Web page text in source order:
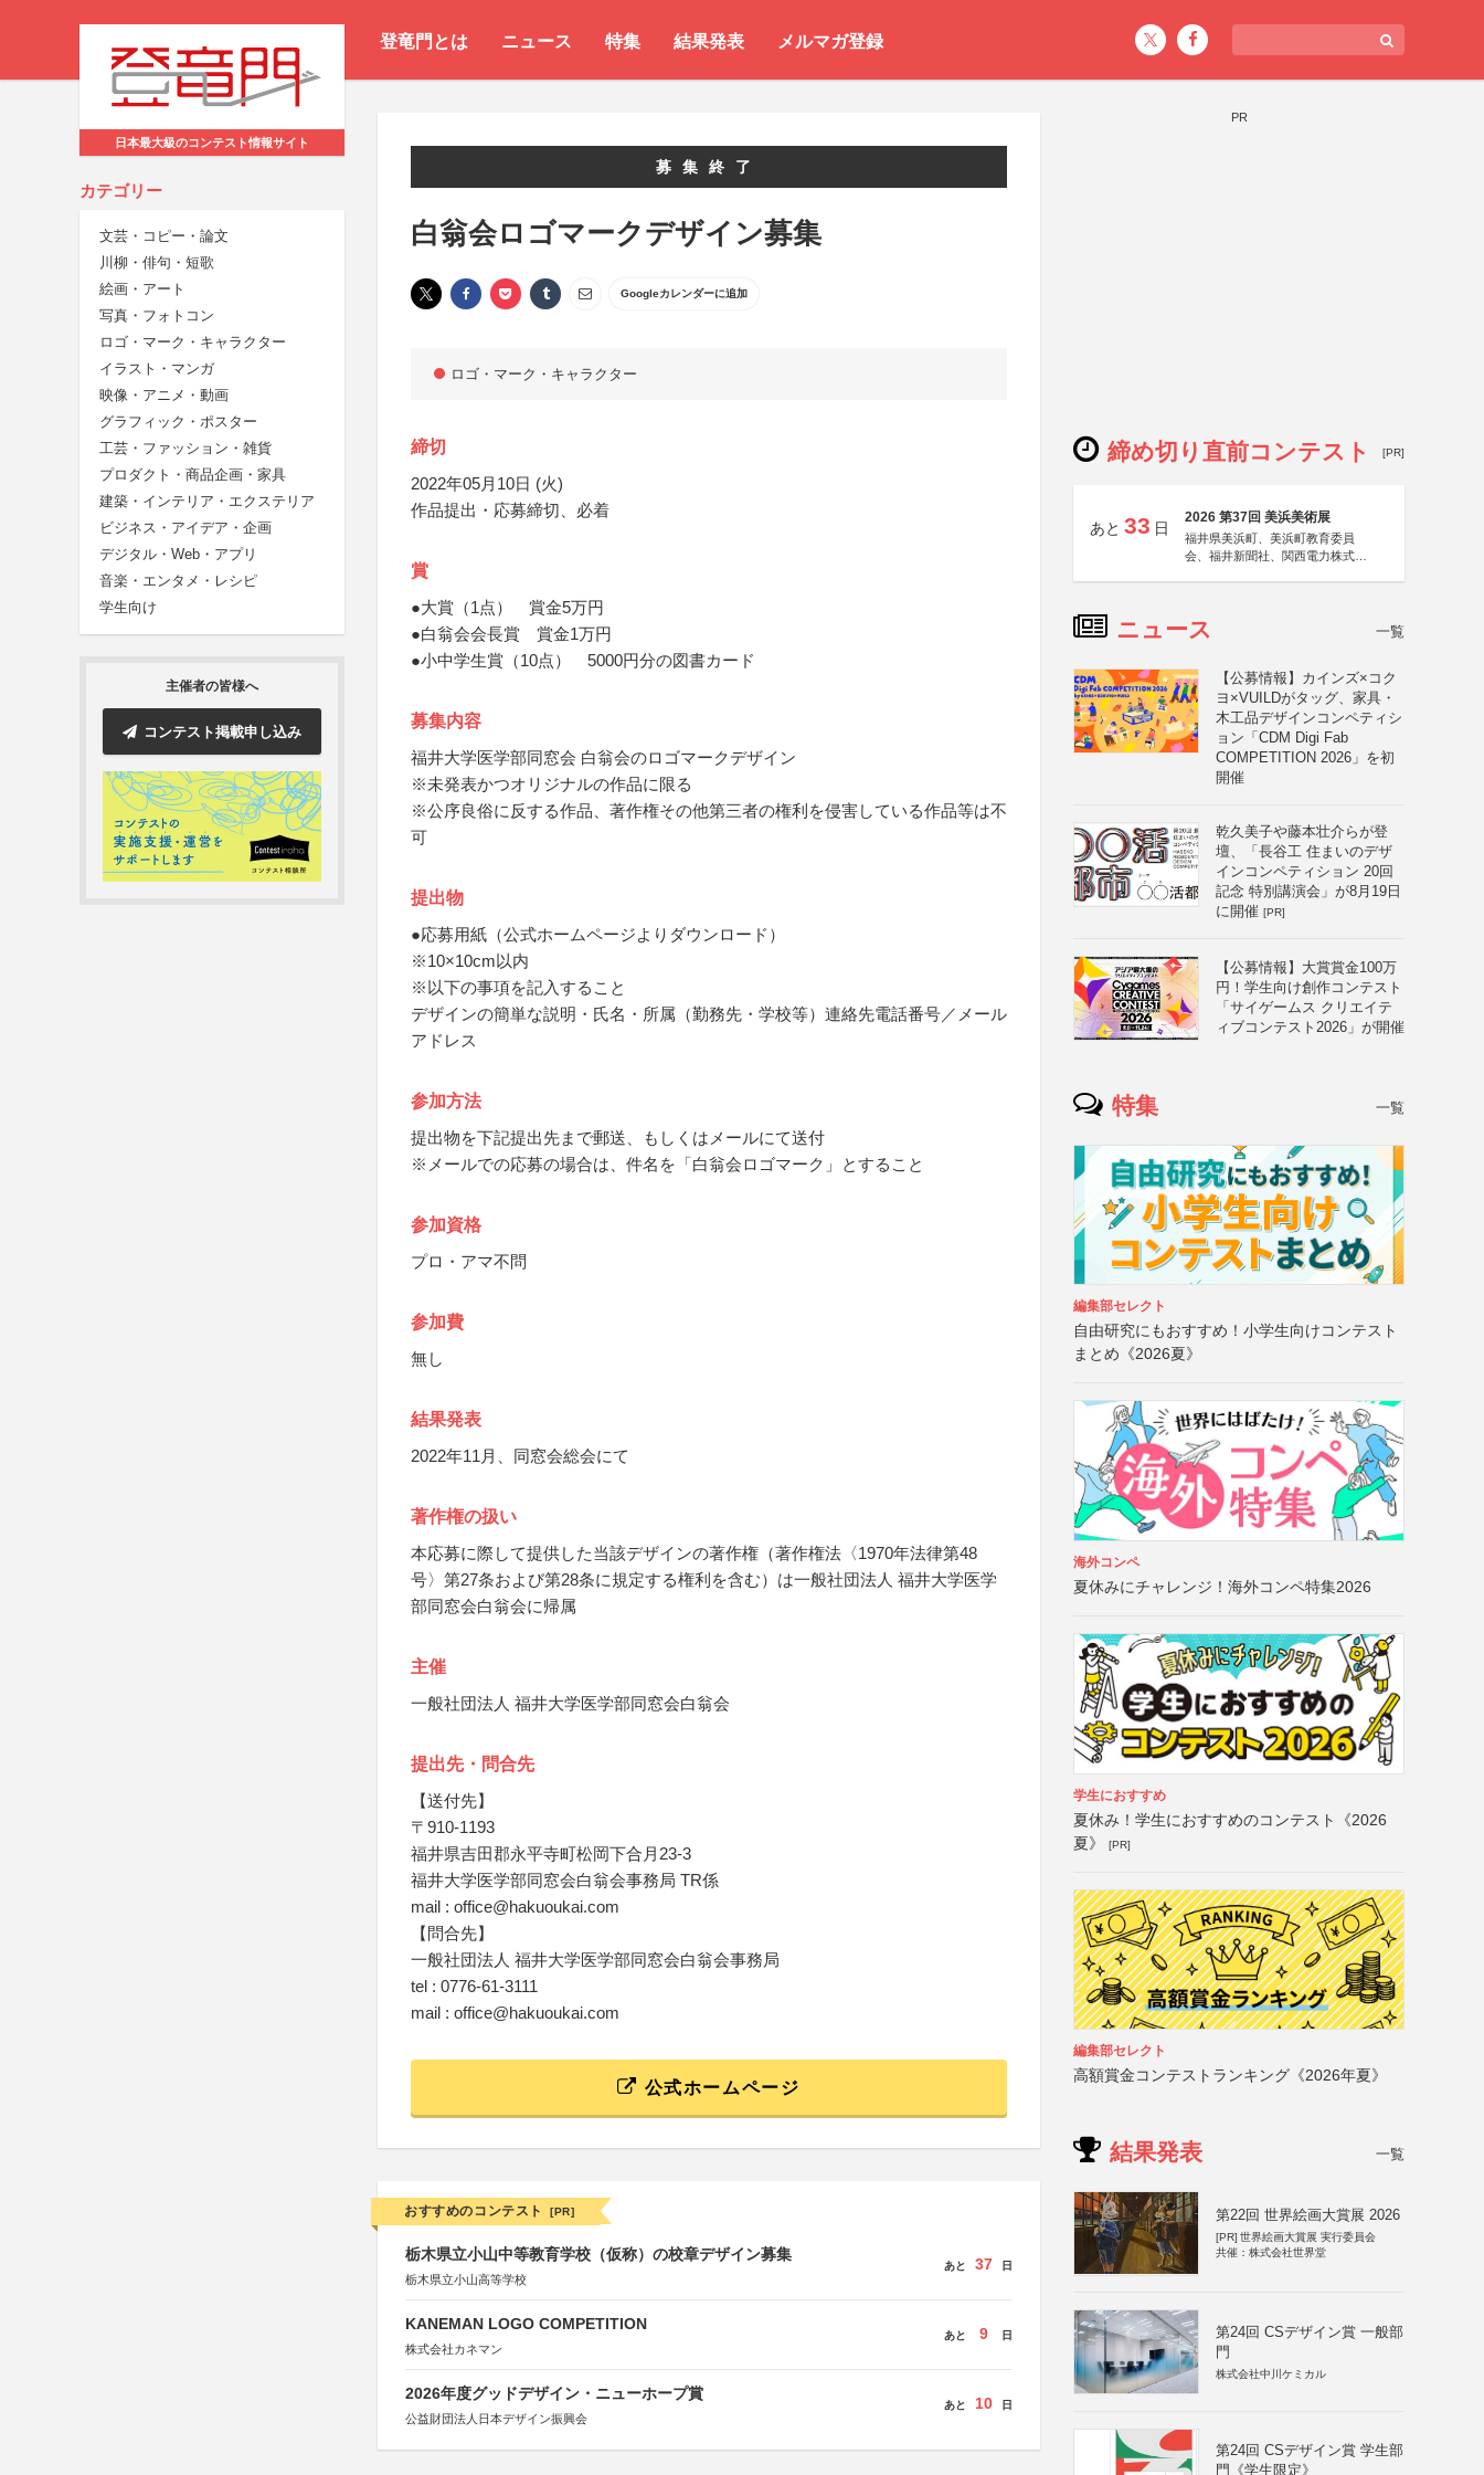
登竜門とは ニュース 特集 結果発表 メルマガ登録
日本最大級のコンテスト情報サイト
カテゴリー
文芸・コピー・論文
川柳・俳句・短歌
絵画・アート
写真・フォトコン
ロゴ・マーク・キャラクター
イラスト・マンガ
映像・アニメ・動画
グラフィック・ポスター
工芸・ファッション・雑貨
プロダクト・商品企画・家具
建築・インテリア・エクステリア
ビジネス・アイデア・企画
デジタル・Web・アプリ
音楽・エンタメ・レシピ
学生向け
主催者の皆様へ
コンテスト掲載申し込み
募集終了
白翁会ロゴマークデザイン募集
Googleカレンダーに追加
ロゴ・マーク・キャラクター
締切
2022年05月10日 (火)
作品提出・応募締切、必着
賞
●大賞（1点） 賞金5万円
●白翁会会長賞 賞金1万円
●小中学生賞（10点） 5000円分の図書カード
募集内容
福井大学医学部同窓会 白翁会のロゴマークデザイン
※未発表かつオリジナルの作品に限る
※公序良俗に反する作品、著作権その他第三者の権利を侵害している作品等は不
可
提出物
●応募用紙（公式ホームページよりダウンロード）
※10×10cm以内
※以下の事項を記入すること
デザインの簡単な説明・氏名・所属（勤務先・学校等）連絡先電話番号／メール
アドレス
参加方法
提出物を下記提出先まで郵送、もしくはメールにて送付
※メールでの応募の場合は、件名を「白翁会ロゴマーク」とすること
参加資格
プロ・アマ不問
参加費
無し
結果発表
2022年11月、同窓会総会にて
著作権の扱い
本応募に際して提供した当該デザインの著作権（著作権法〈1970年法律第48
号〉第27条および第28条に規定する権利を含む）は一般社団法人 福井大学医学
部同窓会白翁会に帰属
主催
一般社団法人 福井大学医学部同窓会白翁会
提出先・問合先
【送付先】
〒910-1193
福井県吉田郡永平寺町松岡下合月23-3
福井大学医学部同窓会白翁会事務局 TR係
mail : office@hakuoukai.com
【問合先】
一般社団法人 福井大学医学部同窓会白翁会事務局
tel : 0776-61-3111
mail : office@hakuoukai.com
公式ホームページ
おすすめのコンテスト [PR]
栃木県立小山中等教育学校（仮称）の校章デザイン募集
栃木県立小山高等学校
あと 37 日
KANEMAN LOGO COMPETITION
株式会社カネマン
あと 9 日
2026年度グッドデザイン・ニューホープ賞
公益財団法人日本デザイン振興会
あと 10 日
PR
締め切り直前コンテスト [PR]
あと 33 日
2026 第37回 美浜美術展
福井県美浜町、美浜町教育委員
会、福井新聞社、関西電力株式会
ニュース 一覧
【公募情報】カインズ×コク
ヨ×VUILDがタッグ、家具・
木工品デザインコンペティシ
ョン「CDM Digi Fab
COMPETITION 2026」を初
開催
乾久美子や藤本壮介らが登
壇、「長谷工 住まいのデザ
インコンペティション 20回
記念 特別講演会」が8月19日
に開催 [PR]
【公募情報】大賞賞金100万
円！学生向け創作コンテスト
「サイゲームス クリエイテ
ィブコンテスト2026」が開催
特集 一覧
編集部セレクト
自由研究にもおすすめ！小学生向けコンテスト
まとめ《2026夏》
海外コンペ
夏休みにチャレンジ！海外コンペ特集2026
学生におすすめ
夏休み！学生におすすめのコンテスト《2026
夏》
[PR]
編集部セレクト
高額賞金コンテストランキング《2026年夏》
結果発表 一覧
第22回 世界絵画大賞展 2026
[PR] 世界絵画大賞展 実行委員会
共催：株式会社世界堂
第24回 CSデザイン賞 一般部
門
株式会社中川ケミカル
第24回 CSデザイン賞 学生部
門《学生限定》